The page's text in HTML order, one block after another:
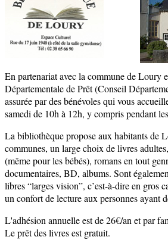
En partenariat avec la commune de Loury
Départementale de Prêt (Conseil
assurée par des bénévoles qui vous
samedi de 10h à 12h, y compris pendant
La bibliothèque propose aux habitants de
communes, un large choix de livres
(même pour les bébés), romans en tout
documentaires, BD, albums. Sont
libres “larges vision”, c’est-à-dire en gros
un confort de lecture aux personnes ayant
L'adhésion annuelle est de 26€/an et par
Le prêt des livres est gratuit.